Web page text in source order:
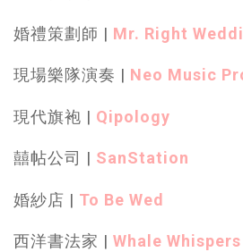
婚禮策劃師 | Mr. Right
現場樂隊演奏 | Neo Music
現代旗袍 | Qipology
囍帖公司 | SanStation
婚紗店 | To Be Wed
西洋書法家 | Whale Whispers